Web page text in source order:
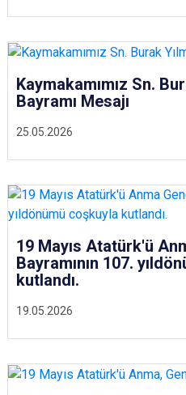
25.05.2026
Kaymakamımız Sn.
Bayramı Mesajı
19.05.2026
19 Mayıs Atatürk'ü
Bayramının 107.
kutlandı.